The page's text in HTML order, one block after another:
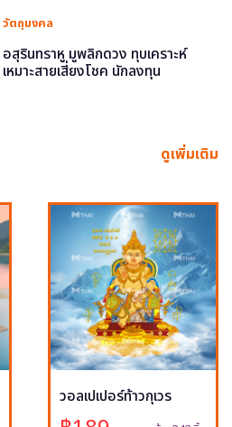
วัตถุมงคล
อสุรินทราหู มูพลิกดวง ทุบเคราะห์
เหมาะสายเสี่ยงโชค นักลงทุน
ดูเพิ่มเติม
วอลเปเปอร์ท้าวกุเวร